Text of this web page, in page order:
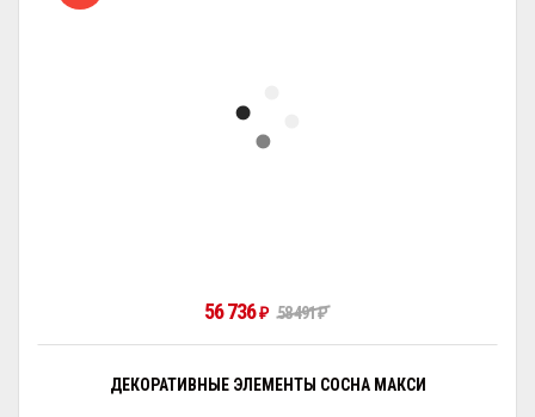
56 736₽ 58 491₽
ДЕКОРАТИВНЫЕ ЭЛЕМЕНТЫ СОСНА МАКСИ